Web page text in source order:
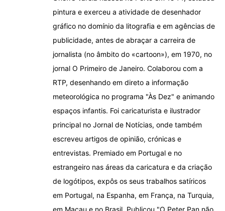
pintura e exerceu a atividade de desenhador
gráfico no domínio da litografia e em agências de
publicidade, antes de abraçar a carreira de
jornalista (no âmbito do «cartoon»), em 1970, no
jornal O Primeiro de Janeiro. Colaborou com a
RTP, desenhando em direto a informação
meteorológica no programa "Às Dez" e animando
espaços infantis. Foi caricaturista e ilustrador
principal no Jornal de Notícias, onde também
escreveu artigos de opinião, crónicas e
entrevistas. Premiado em Portugal e no
estrangeiro nas áreas da caricatura e da criação
de logótipos, expôs os seus trabalhos satíricos
em Portugal, na Espanha, em França, na Turquia,
em Macau e no Brasil. Publicou "O Peter Pan não